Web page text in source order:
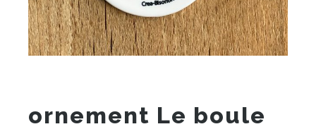
ornement Le boule